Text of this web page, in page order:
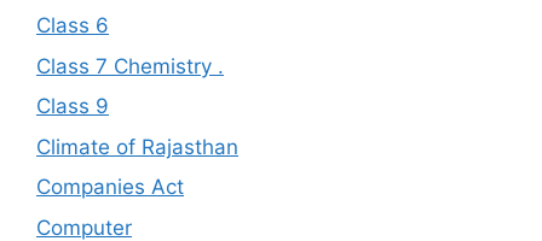
Class 6
Class 7 Chemistry .
Class 9
Climate of Rajasthan
Companies Act
Computer